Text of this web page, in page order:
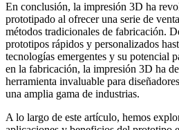
En conclusión, la impresión 3D ha
prototipado al ofrecer una serie de
métodos tradicionales de fabricación.
prototipos rápidos y personalizados
tecnologías emergentes y su potencial
en la fabricación, la impresión 3D ha
herramienta invaluable para
una amplia gama de industrias.
A lo largo de este artículo, hemos